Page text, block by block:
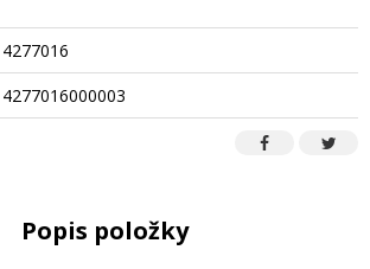
4277016
4277016000003
Popis položky